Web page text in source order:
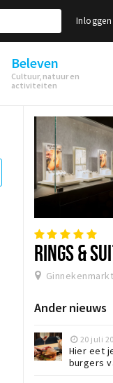
Inloggen
Beleven
Cultuur, natuur en
activiteiten
RINGS &
Ander nieuws
20 juli
Hier eet
burgers